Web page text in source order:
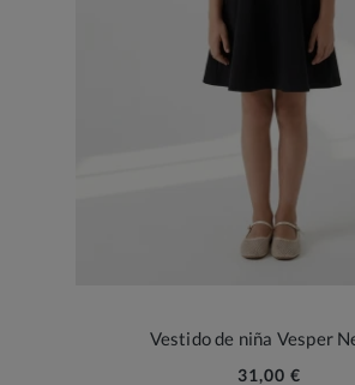
Vestido de niña Vesper
31,00 €